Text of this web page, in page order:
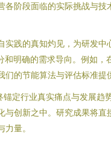
阶段面临的实际挑战与
践的真知灼见，为研发中
明确的需求导向。例如
的节能算法与评估标准提
定行业真实痛点与发展趋
创新之中。研究成果将
量。